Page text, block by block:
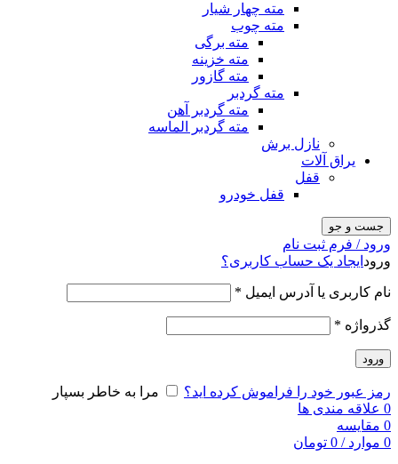
مته چهار شیار
مته چوب
مته برگی
مته خزینه
مته گازور
مته گردبر
مته گردبر آهن
مته گردبر الماسه
نازل برش
یراق آلات
قفل
قفل خودرو
جست و جو
ورود / فرم ثبت نام
ورود ایجاد یک حساب کاربری؟
نام کاربری یا آدرس ایمیل *
گذرواژه *
ورود
رمز عبور خود را فراموش کرده اید؟
مرا به خاطر بسپار
0 علاقه مندی ها
0 مقایسه
0 موارد /
0 تومان